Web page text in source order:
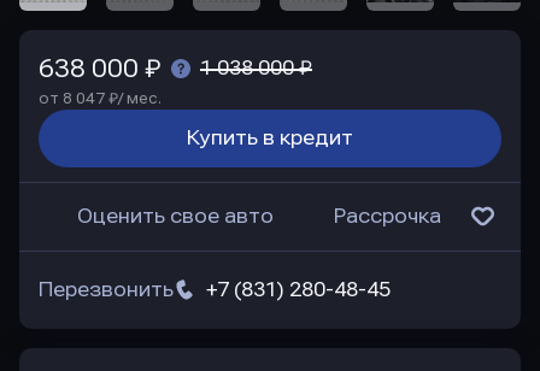
638 000 ₽ 1 038 000 ₽
от 8 047 ₽/ мес.
Купить в кредит
Оценить свое авто Рассрочка
+7 (831) 280-48-45
Перезвонить